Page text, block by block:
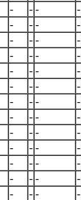
- - - -
- - - -
- - - -
- - - -
- - - -
- - - -
- - - -
- - - -
- - - -
- - - -
- - - -
- - - -
- - - -